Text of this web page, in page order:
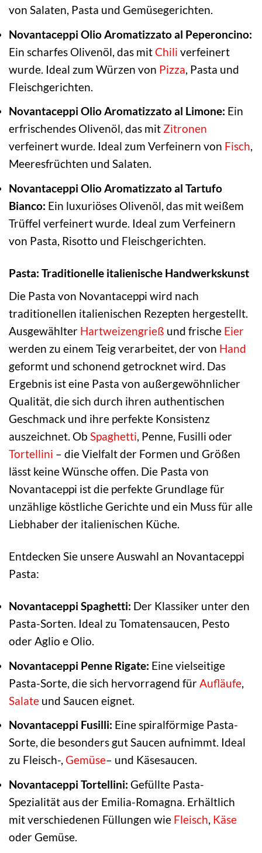
von Salaten, Pasta und Gemüsegerichten.
Novantaceppi Olio Aromatizzato al Peperoncino:
Ein scharfes Olivenöl, das mitChili verfeinert
wurde. Ideal zum Würzen von Pizza, Pasta und
Fleischgerichten.
Novantaceppi Olio Aromatizzato al Limone: Ein
erfrischendes Olivenöl, das mit Zitronen
verfeinert wurde. Ideal zum Verfeinern von Fisch,
Meeresfrüchten und Salaten.
Novantaceppi Olio Aromatizzato al Tartufo
Bianco: Ein luxuriöses Olivenöl, das mit weißem
Trüffel verfeinert wurde. Ideal zum Verfeinern
von Pasta, Risotto und Fleischgerichten.
Pasta: Traditionelle italienische Handwerkskunst
Die Pasta von Novantaceppi wird nach
traditionellen italienischen Rezepten hergestellt.
Ausgewählter Hartweizengrieß und frische Eier
werden zu einem Teig verarbeitet, der von Hand
geformt und schonend getrocknet wird. Das
Ergebnis ist eine Pasta von außergewöhnlicher
Qualität, die sich durch ihren authentischen
Geschmack und ihre perfekte Konsistenz
auszeichnet. Ob Spaghetti, Penne, Fusilli oder
Tortellini – die Vielfalt der Formen und Größen
lässt keine Wünsche offen. Die Pasta von
Novantaceppi ist die perfekte Grundlage für
unzählige köstliche Gerichte und ein Muss für alle
Liebhaber der italienischen Küche.
Entdecken Sie unsere Auswahl an Novantaceppi
Pasta:
Novantaceppi Spaghetti: Der Klassiker unter den
Pasta-Sorten. Ideal zu Tomatensaucen, Pesto
oder Aglio e Olio.
Novantaceppi Penne Rigate: Eine vielseitige
Pasta-Sorte, die sich hervorragend fürAufläufe,
Salate und Saucen eignet.
Novantaceppi Fusilli: Eine spiralförmige Pasta-
Sorte, die besonders gut Saucen aufnimmt. Ideal
zu Fleisch-, Gemüse– und Käsesaucen.
Novantaceppi Tortellini: Gefüllte Pasta-
Spezialität aus der Emilia-Romagna. Erhältlich
mit verschiedenen Füllungen wie Fleisch, Käse
oder Gemüse.